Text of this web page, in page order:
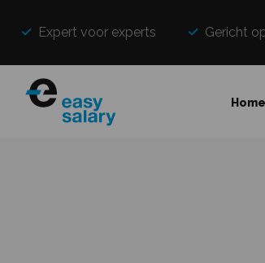
Expert voor experts Gericht
Home